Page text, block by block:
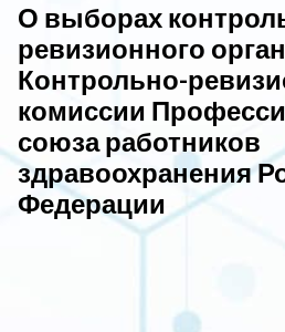
О выборах
ревизионного
Контрольно-
комиссии
союза работников
здравоохранения
Федерации